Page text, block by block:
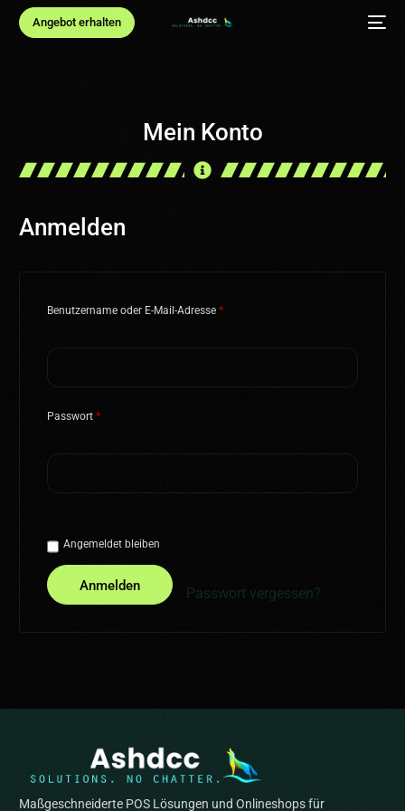
Angebot erhalten
Mein Konto
Anmelden
Benutzername oder E-Mail-Adresse *
Passwort *
Angemeldet bleiben
Anmelden Passwort vergessen?
Maßgeschneiderte POS Lösungen und Onlineshops für